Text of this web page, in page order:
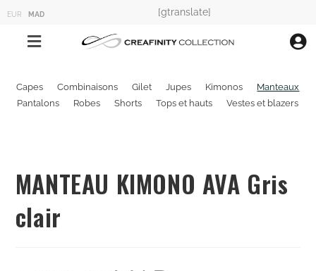
EUR MAD [gtranslate]
Capes Combinaisons Gilet Jupes Kimonos
Manteaux
Pantalons
Robes Shorts Tops et hauts Vestes et blazers
MANTEAU KIMONO AVA Gris
clair